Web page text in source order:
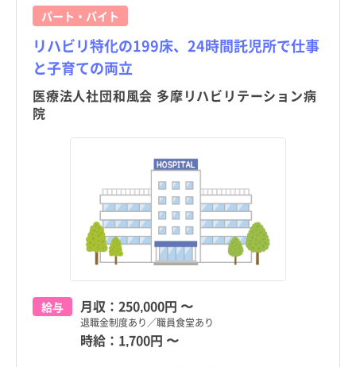
パート・バイト
リハビリ特化の199床、24時間託児所で仕事
と子育ての両立
医療法人社団和風会 多摩リハビリテーション病
院
給与 月収： 250,000円 〜
退職金制度あり／職員食堂あり
時給： 1,700円 〜